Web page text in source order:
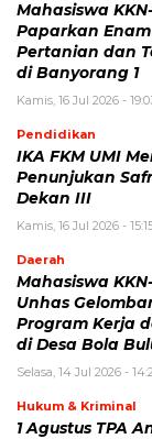
Mahasiswa KKN-
Paparkan
Pertanian dan
di Banyorang 1
Kamis, 16 Jul 2026 -
Pendidikan
IKA FKM UMI
Penunjukan
Dekan III
Kamis, 16 Jul 2026 -
Daerah
Mahasiswa
Unhas
Program Kerja
di Desa Bola
Selasa, 14 Jul 2026 -
Hukum & Kriminal
1 Agustus TPA